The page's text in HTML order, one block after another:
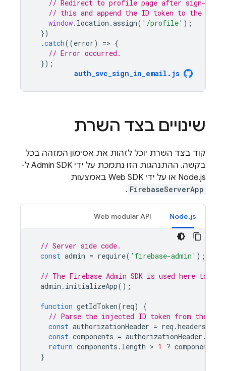
// Redirect to profile page after sign-in.
// this and append the ID token to the
window. location .assign( '/profile' );
})
.catch((error) => {
// Error occurred.
});
auth_svc_sign_in_email . js
שינויים בצד השרת
קוד בצד השרת יוכל לזהות את אסימון המזהה בכל
בקשה. ההתנהגות הזו נתמכת על ידי Admin SDK ל-
Node.js או על ידי Web SDK באמצעות
FirebaseServerApp
.
Node.js
Web modular API
// Server side code.
const admin = require( 'firebase-admin' );
// The Firebase Admin SDK is used here to
admin . initializeApp();
function getIdToken(req)
{
// Parse the injected ID token from the
const authorizationHeader = req .headers
const components = authorizationHeader .
return components . length > 1 ? components
}